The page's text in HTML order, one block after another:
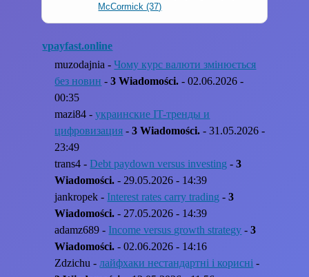
McCormick (37)
vpayfast.online
muzodajnia -Чому курс валюти змінюється
без новин -3 Wiadomości. - 02.06.2026 -
00:35
mazi84 -украинские IT-тренды и
цифровизация -3 Wiadomości. - 31.05.2026 -
23:49
trans4 -Debt paydown versus investing -3
Wiadomości. - 29.05.2026 - 14:39
jankropek - Interest rates carry trading -3
Wiadomości. - 27.05.2026 - 14:39
adamz689 - Income versus growth strategy -3
Wiadomości. - 02.06.2026 - 14:16
Zdzichu -лайфхаки нестандартні і корисні -